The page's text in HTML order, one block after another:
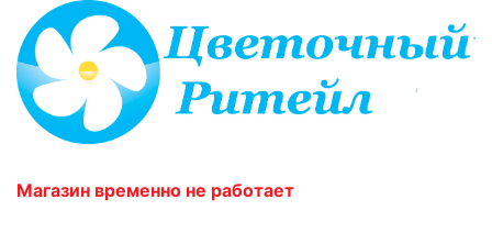
Магазин временно не работает